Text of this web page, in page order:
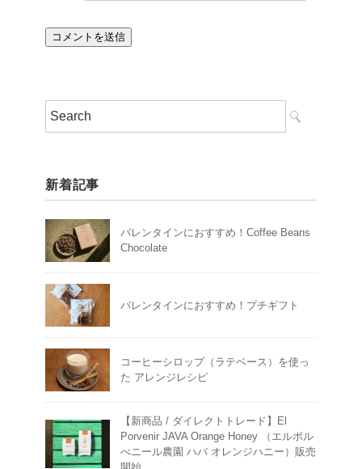
新着記事
バレンタインにおすすめ！Coffee Beans
Chocolate
バレンタインにおすすめ！プチギフト
コーヒーシロップ（ラテベース）を使っ
た アレンジレシピ
【新商品 / ダイレクトトレード】El
Porvenir JAVA Orange Honey （エルポル
べニール農園 ハバ オレンジハニー）販売